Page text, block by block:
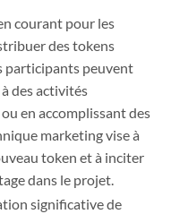
courant pour les
des tokens
participants peuvent
des activités
en accomplissant des
marketing vise à
token et à inciter
dans le projet.
significative de